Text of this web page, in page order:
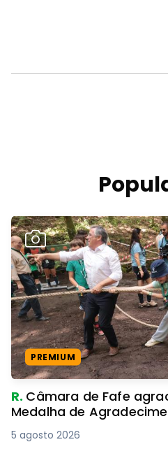
PREMIUM
R. Câmara de Fafe
Medalha de
5 agosto 2026